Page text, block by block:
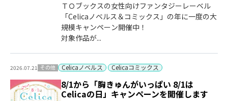
ＴＯブックスの女性向けファンタジーレーベル
「Celicaノベルス＆コミックス」の年に一度の大
規模キャンペーン開催中！
対象作品が...
2026.07.21 その他 Celicaノベルス Celicaコミックス
8/1から「胸きゅんがいっぱい 8/1は
Celicaの日」キャンペーンを開催します